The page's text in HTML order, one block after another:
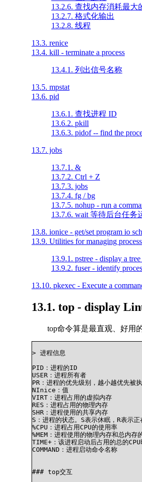
13.2.6. 查找内存消耗最大
13.2.7. 格式化输出
13.2.8. 线程
13.3. renice
13.4. kill - terminate a process
13.4.1. 列出信号名称
13.5. mpstat
13.6. pid
13.6.1. 查找进程 ID
13.6.2. pkill
13.6.3. pidof -- find the
13.7. jobs
13.7.1. &
13.7.2. Ctrl + Z
13.7.3. jobs
13.7.4. fg / bg
13.7.5. nohup - run a
13.7.6. wait 等待后台任务
13.8. ionice - get/set program io
13.9. Utilities for managing
13.9.1. pstree - display a
13.9.2. fuser - identify
13.10. pkexec - Execute a
13.1. top - display
top命令算是最直观、好用
> 进程信息
PID：进程的ID
USER：进程所有者
PR：进程的优先级别，越小越优先被
NInice：值
VIRT：进程占用的虚拟内存
RES：进程占用的物理内存
SHR：进程使用的共享内存
S：进程的状态。S表示休眠，R表示
%CPU：进程占用CPU的使用率
%MEM：进程使用的物理内存和总内存
TIME+：该进程启动后占用的总的
COMMAND：进程启动命令名称
### top交互